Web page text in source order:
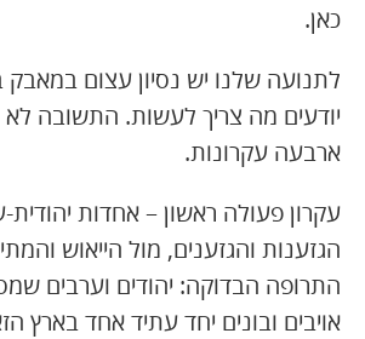
כאן.
לתנועה שלנו יש נסיון עצום במאבק
יודעים מה צריך לעשות. התשובה
ארבעה עקרונות.
עקרון פעולה ראשון – אחדות
הגזענות והגזענים, מול הייאוש
התרופה הבדוקה: יהודים וערבים
אויבים ובונים יחד עתיד אחד בארץ